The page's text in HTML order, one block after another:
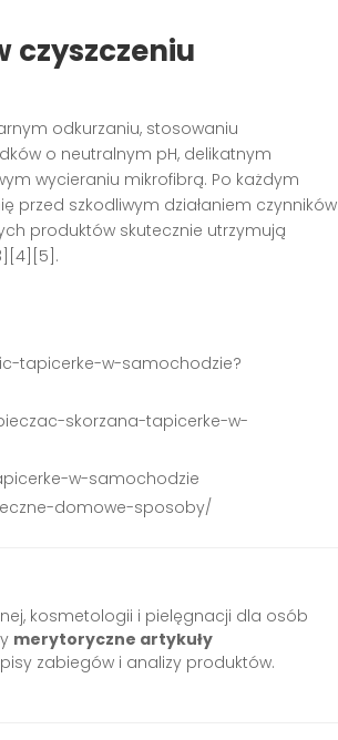
czyszczeniu
odkurzaniu, stosowaniu
o neutralnym pH, delikatnym
wycieraniu mikrofibrą. Po każdym
przed szkodliwym działaniem czynników
produktów skutecznie utrzymują
tapicerke-w-samochodzie?
skorzana-tapicerke-w-
w-samochodzie
domowe-sposoby/
kosmetologii i pielęgnacji dla osób
merytoryczne artykuły
zabiegów i analizy produktów.